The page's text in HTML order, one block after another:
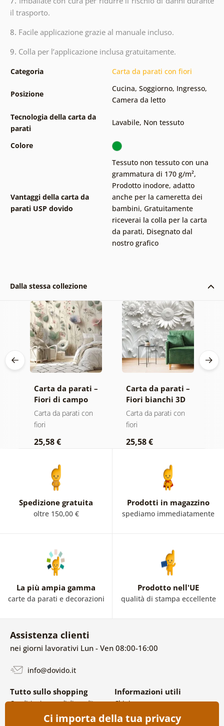
il trasporto.
8. Facile applicazione grazie al manuale incluso.
9. Colla per l’applicazione inclusa gratuitamente.
Categoria Carta da parati con fiori
Posizione
Cucina, Soggiorno, Ingresso,
Camera da letto
Tecnologia della carta da
parati
Lavabile, Non tessuto
Colore
Vantaggi della carta da
parati USP dovido
Tessuto non tessuto con una
grammatura di 170 g/m²,
Prodotto inodore, adatto
anche per la cameretta dei
bambini, Gratuitamente
riceverai la colla per la carta
da parati, Disegnato dal
nostro grafico
Dalla stessa collezione
Carta da parati –
Fiori di campo
pastello
Carta da parati con
fiori
25,58 €
Carta da parati –
Fiori bianchi 3D
Carta da parati con
fiori
25,58 €
Spedizione gratuita
oltre 150,00 €
Prodotti in magazzino
spediamo immediatamente
La più ampia gamma
carte da parati e decorazioni
Prodotto nell'UE
qualità di stampa eccellente
Assistenza clienti
nei giorni lavorativi Lun - Ven 08:00-16:00
info@dovido.it
Tutto sullo shopping
Condizioni generali di vendita e
Politica sulla privacy
Informazioni utili
Chi siamo
FAQ
Contatti
Ci importa della tua privacy